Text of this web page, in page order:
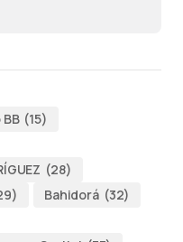
(15)
(28)
Bahidorá (32)